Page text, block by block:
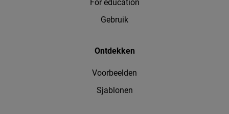
For education
Gebruik
Ontdekken
Voorbeelden
Sjablonen